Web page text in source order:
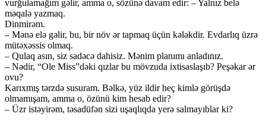
vurğulamağım gəlir, amma o, sözünə davam edir: – Yalnız belə
məqalə yazmaq.
Dinmirəm.
– Mənə elə gəlir, bu, bir növ ər tapmaq üçün kələkdir. Evdarlıq üzrə
mütəxəssis olmaq.
– Qulaq asın, siz sadəcə dahisiz. Mənim planımı anladınız.
– Nədir, “Ole Miss”dəki qızlar bu mövzuda ixtisaslaşıb? Peşəkar ər
ovu?
Karıxmış tərzdə susuram. Bəlkə, yüz ildir heç kimlə görüşdə
olmamışam, amma o, özünü kim hesab edir?
– Üzr istəyirəm, təsadüfən sizi uşaqlıqda yerə salmayıblar ki?